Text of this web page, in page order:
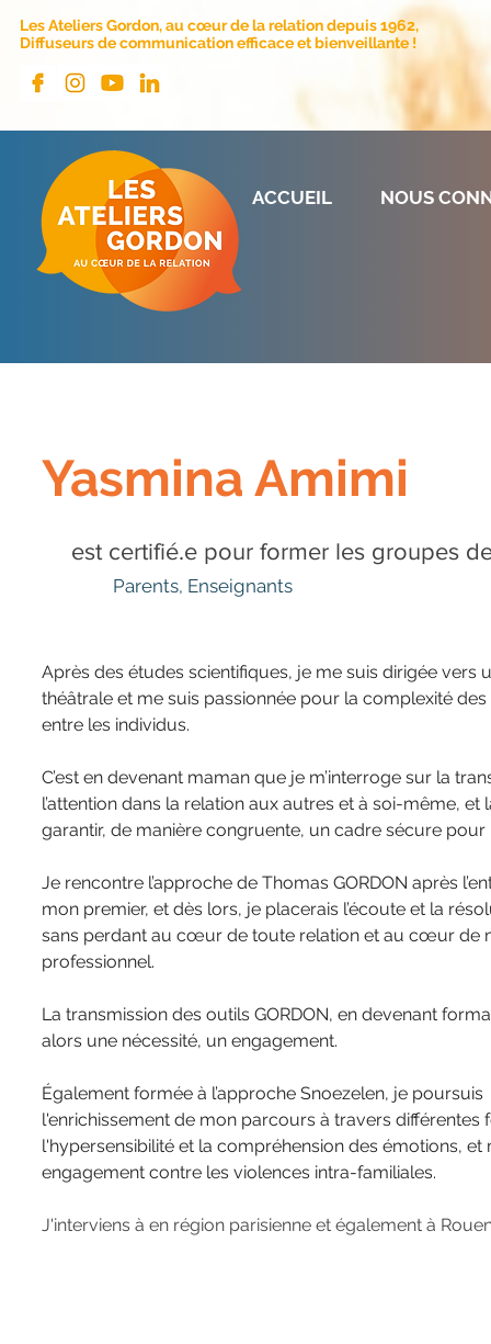
Les Ateliers Gordon, au cœur de la relation depuis 1962,
Diffuseurs de communication efficace et bienveillante !
Yasmina Amimi
est certifié.e pour former les groupes
Parents, Enseignants
Après des études scientifiques, je me suis dirigée vers
théâtrale et me suis passionnée pour la complexité
entre les individus.
C’est en devenant maman que je m’interroge sur la
l’attention dans la relation aux autres et à soi-même,
garantir, de manière congruente, un cadre sécure pour
Je rencontre l’approche de Thomas GORDON après
mon premier, et dès lors, je placerais l’écoute et la
sans perdant au cœur de toute relation et au cœur de
professionnel.
La transmission des outils GORDON, en devenant
alors une nécessité, un engagement.
Également formée à l’approche Snoezelen, je poursuis
l'enrichissement de mon parcours à travers
l'hypersensibilité et la compréhension des émotions,
engagement contre les violences intra-familiales.
J'interviens à en région parisienne et également à
ACCUEIL NOUS